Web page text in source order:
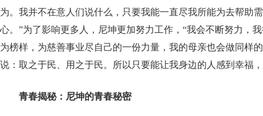
为。我并不在意人们说什么，只要我能一直尽我所能为去帮助
心。”为了影响更多人，尼坤更加努力工作，“我会不断努力，
为榜样，为慈善事业尽自己的一份力量，我的母亲也会做同样
说：取之于民、用之于民。所以只要能让我身边的人感到幸福
青春揭秘：尼坤的青春秘密